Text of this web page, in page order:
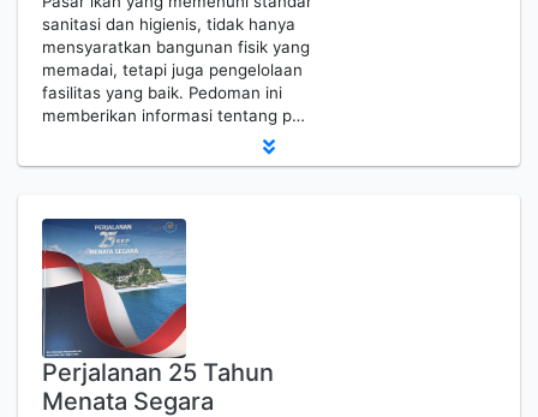
sanitasi dan higienis, tidak hanya
mensyaratkan bangunan fisik yang
memadai, tetapi juga pengelolaan
fasilitas yang baik. Pedoman ini
memberikan informasi tentang p…
Perjalanan 25 Tahun
Menata Segara